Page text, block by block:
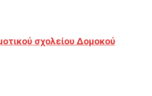
σχολείου Δομοκού